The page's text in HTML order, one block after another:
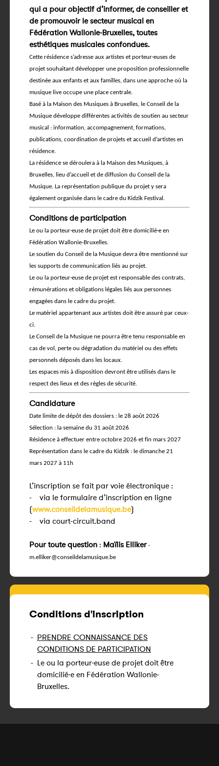
qui a pour objectif d’informer, de conseiller et
de promouvoir le secteur musical en
Fédération Wallonie-Bruxelles, toutes
esthétiques musicales confondues.
Cette résidence s’adresse aux artistes et porteur·euses de
projet souhaitant développer une proposition professionnelle
destinée aux enfants et aux familles, dans une approche où la
musique live occupe une place centrale.
Basé à la Maison des Musiques à Bruxelles, le Conseil de la
Musique développe différentes activités de soutien au secteur
musical : information, accompagnement, formations,
publications, coordination de projets et accueil d’artistes en
résidence.
La résidence se déroulera à la Maison des Musiques, à
Bruxelles, lieu d’accueil et de diffusion du Conseil de la
Musique. La représentation publique du projet y sera
également organisée dans le cadre du Kidzik Festival.
Conditions de participation
Le ou la porteur·euse de projet doit être domicilié·e en
Fédération Wallonie-Bruxelles.
Le soutien du Conseil de la Musique devra être mentionné sur
les supports de communication liés au projet.
Le ou la porteur·euse de projet est responsable des contrats,
rémunérations et obligations légales liés aux personnes
engagées dans le cadre du projet.
Le matériel appartenant aux artistes doit être assuré par ceux-
ci.
Le Conseil de la Musique ne pourra être tenu responsable en
cas de vol, perte ou dégradation du matériel ou des effets
personnels déposés dans les locaux.
Les espaces mis à disposition devront être utilisés dans le
respect des lieux et des règles de sécurité.
Candidature
Date limite de dépôt des dossiers : le 28 août 2026
Sélection : la semaine du 31 août 2026
Résidence à effectuer entre octobre 2026 et fin mars 2027
Représentation dans le cadre du Kidzik : le dimanche 21
mars 2027 à 11h
L’inscription se fait par voie électronique :
- via le formulaire d’inscription en ligne
(www.conseildelamusique.be)
- via court-circuit.band
Pour toute question : Maïlis Elliker-
m.elliker@conseildelamusique.be
Conditions d'inscription
- PRENDRE CONNAISSANCE DES
CONDITIONS DE PARTICIPATION
- Le ou la porteur·euse de projet doit être
domicilié·e en Fédération Wallonie-
Bruxelles.